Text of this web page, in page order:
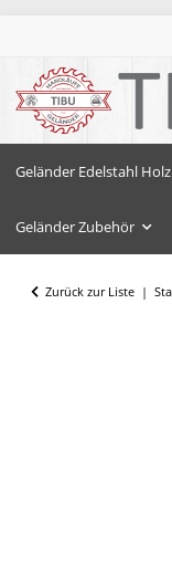
Geländer Edelstahl Holz
Geländer Zubehör
Zurück zur Liste